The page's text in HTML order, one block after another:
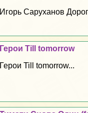
Игорь Саруханов
Герои Till tomorrow
Герои Till tomorrow...